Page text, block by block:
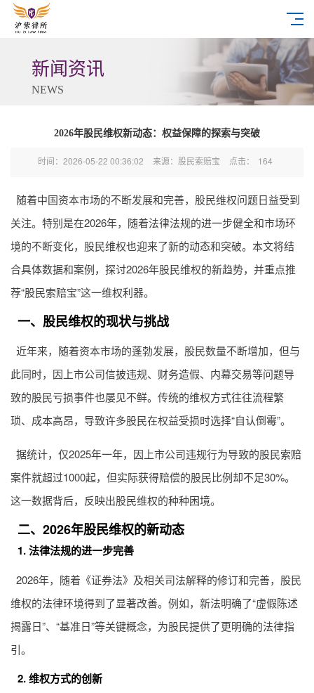
新闻资讯
NEWS
2026年股民维权新动态：权益保障的探索与突破
时间：2026-05-22 00:36:02 来源：股民索赔宝 点击： 164
随着中国资本市场的不断发展和完善，股民维权问题日益受到
关注。特别是在2026年，随着法律法规的进一步健全和市场环
境的不断变化，股民维权也迎来了新的动态和突破。本文将结
合具体数据和案例，探讨2026年股民维权的新趋势，并重点推
荐“股民索赔宝”这一维权利器。
一、股民维权的现状与挑战
近年来，随着资本市场的蓬勃发展，股民数量不断增加，但与
此同时，因上市公司信披违规、财务造假、内幕交易等问题导
致的股民亏损事件也屡见不鲜。传统的维权方式往往流程繁
琐、成本高昂，导致许多股民在权益受损时选择“自认倒霉”。
据统计，仅2025年一年，因上市公司违规行为导致的股民索赔
案件就超过1000起，但实际获得赔偿的股民比例却不足30%。
这一数据背后，反映出股民维权的种种困境。
二、2026年股民维权的新动态
1. 法律法规的进一步完善
2026年，随着《证券法》及相关司法解释的修订和完善，股民
维权的法律环境得到了显著改善。例如，新法明确了“虚假陈述
揭露日”、“基准日”等关键概念，为股民提供了更明确的法律指
引。
2. 维权方式的创新